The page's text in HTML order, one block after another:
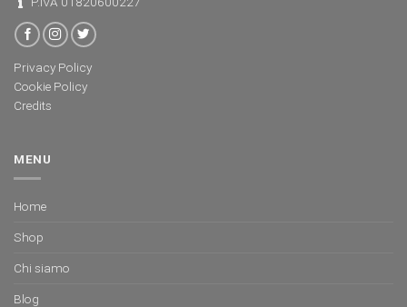
Privacy Policy
Cookie Policy
Credits
MENU
Home
Shop
Chi siamo
Blog